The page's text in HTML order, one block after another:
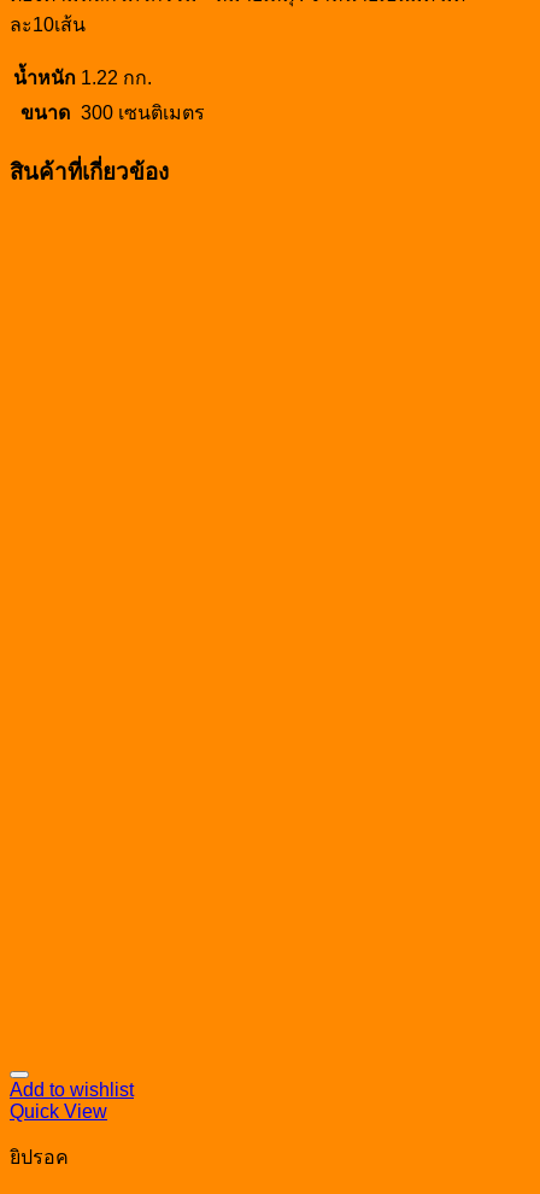
ละ10เส้น
น้ำหนัก 1.22 กก.
ขนาด 300 เซนติเมตร
สินค้าที่เกี่ยวข้อง
Add to wishlist
Quick View
ยิปรอค